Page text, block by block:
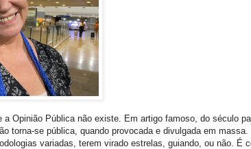
a Opinião Pública não existe. Em artigo famoso, do século
torna-se pública, quando provocada e divulgada em massa.
variadas, terem virado estrelas, guiando, ou não. É